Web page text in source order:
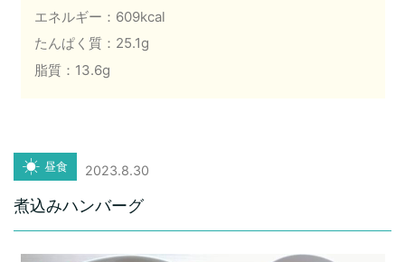
エネルギー：609kcal
たんぱく質：25.1g
脂質：13.6g
昼食 2023.8.30
煮込みハンバーグ